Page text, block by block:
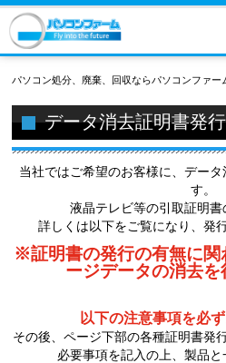
パソコン処分、廃棄、回収ならパソコンファ
データ消去証明書発行
当社ではご希望のお客様に、デー
す。
液晶テレビ等の引取証明書
詳しくは以下をご覧になり、発
※証明書の発行の有無に関
ージデータの消去を
以下の注意事項を必
その後、ページ下部の各種証明書発
必要事項を記入の上、製品と